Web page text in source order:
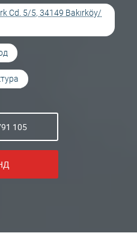
Cd. 5/5, 34149 Bakırköy/
105